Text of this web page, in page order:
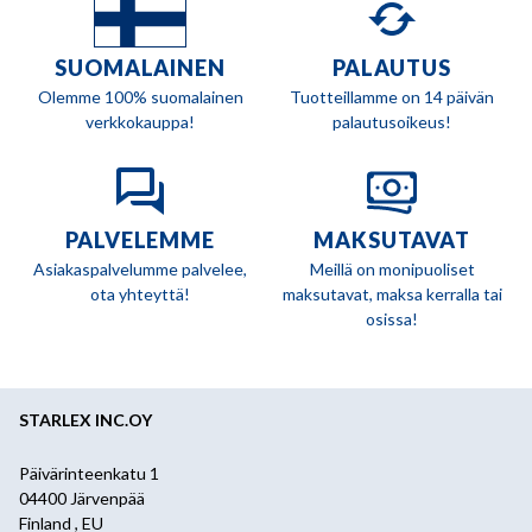
SUOMALAINEN
Olemme 100% suomalainen
verkkokauppa!
PALAUTUS
Tuotteillamme on 14 päivän
palautusoikeus!
PALVELEMME
Asiakaspalvelumme palvelee,
ota yhteyttä!
MAKSUTAVAT
Meillä on monipuoliset
maksutavat, maksa kerralla tai
osissa!
STARLEX INC.OY
Päivärinteenkatu 1
04400 Järvenpää
Finland , EU